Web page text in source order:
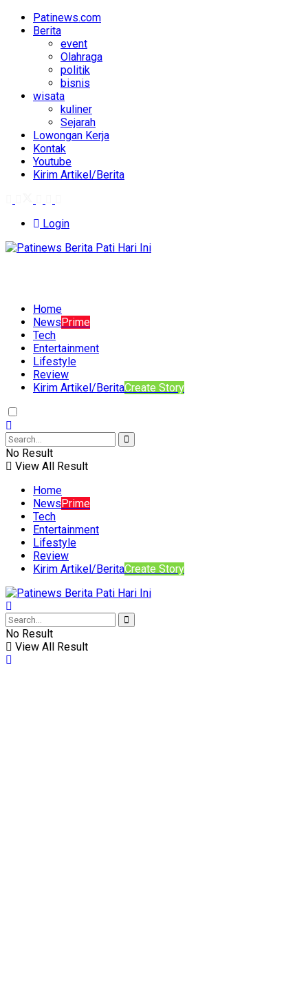
Patinews.com
Berita
event
Olahraga
politik
bisnis
wisata
kuliner
Sejarah
Lowongan Kerja
Kontak
Youtube
Kirim Artikel/Berita
Login
Home
NewsPrime
Tech
Entertainment
Lifestyle
Review
Kirim Artikel/BeritaCreate Story
No Result
View All Result
Home
NewsPrime
Tech
Entertainment
Lifestyle
Review
Kirim Artikel/BeritaCreate Story
No Result
View All Result